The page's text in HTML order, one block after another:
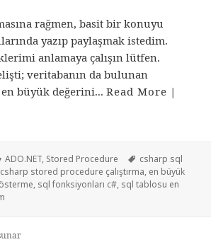
rağmen, basit bir konuyu
yazıp paylaşmak istedim.
anlamaya çalışın lütfen.
veritabanın da bulunan
büyük değerini...Read More |
Kategoriler
ADO.NET, Stored Procedure Etiketler
csharp sql
csharp stored procedure çalıştırma, en büyük
, sql fonksiyonları c#, sql tablosu en
C# tarafında kullanma için